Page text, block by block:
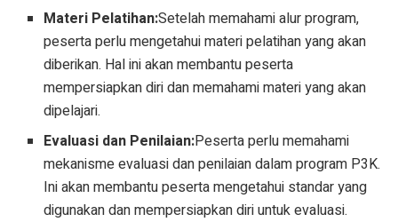
Materi Pelatihan:Setelah memahami alur program,
peserta perlu mengetahui materi pelatihan yang akan
diberikan. Hal ini akan membantu peserta
mempersiapkan diri dan memahami materi yang akan
dipelajari.
Evaluasi dan Penilaian:Peserta perlu memahami
mekanisme evaluasi dan penilaian dalam program P3K.
Ini akan membantu peserta mengetahui standar yang
digunakan dan mempersiapkan diri untuk evaluasi.